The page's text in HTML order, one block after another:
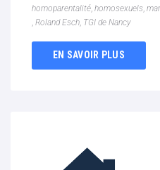
homoparentalité, homosexuels,
, Roland Esch, TGI de Nancy
EN SAVOIR PLUS